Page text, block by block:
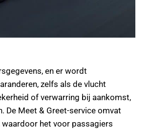
en er wordt
zelfs als de vlucht
of verwarring bij aankomst,
De Meet & Greet-service omvat
het voor passagiers